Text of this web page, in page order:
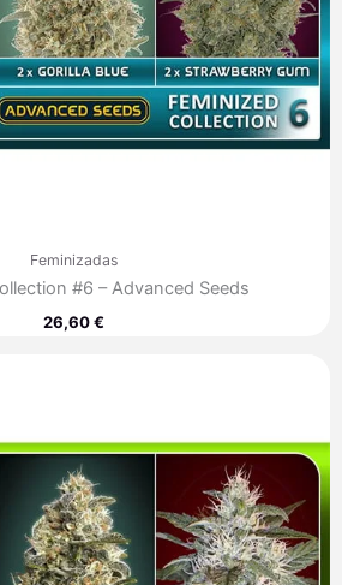
Feminizadas
#6 – Advanced Seeds
26,60€